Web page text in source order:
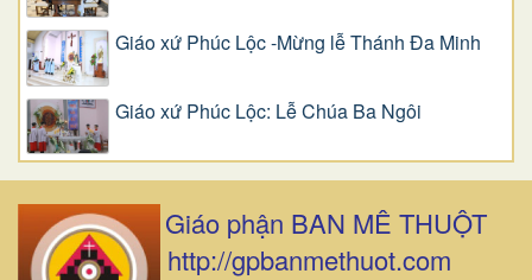
Giáo xứ Phúc Lộc -Mừng lễ Thánh Đa Minh
Giáo xứ Phúc Lộc: Lễ Chúa Ba Ngôi
Giáo phận BAN MÊ THUỘT
http://gpbanmethuot.com